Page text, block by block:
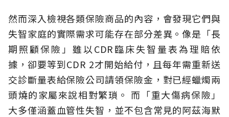
然而深入檢視各類保險商品的內容，會發現它們與
失智家庭的實際需求可能存在部分差異。像是「長
期照顧保險」雖以CDR臨床失智量表為理賠依
據，卻要等到CDR 2才開始給付，且每年需重新送
交診斷量表給保險公司請領保險金，對已經蠟燭兩
頭燒的家屬來說相對繁瑣。 而「重大傷病保險」
大多僅涵蓋血管性失智，並不包含常見的阿茲海默